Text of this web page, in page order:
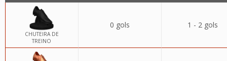
CHUTEIRA DE
TREINO
0 gols 1 - 2 gols